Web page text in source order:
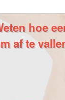
hoe
af te